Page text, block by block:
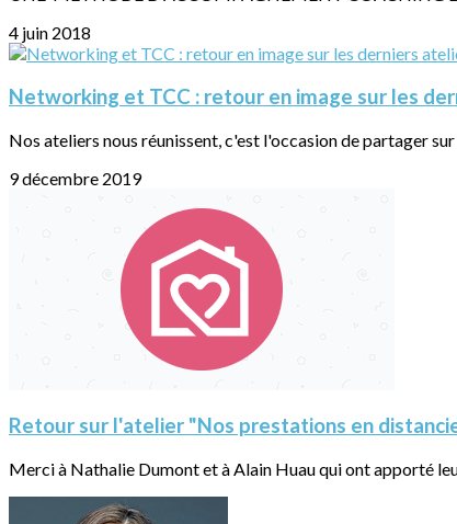
4 juin 2018
Networking et TCC : retour en image sur les
Nos ateliers nous réunissent, c'est l'occasion de partager sur
9 décembre 2019
Retour sur l'atelier "Nos prestations en
Merci à Nathalie Dumont et à Alain Huau qui ont apporté